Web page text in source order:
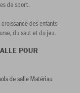
de sport.
des enfants
du saut et du jeu.
POUR
de salle Matériau